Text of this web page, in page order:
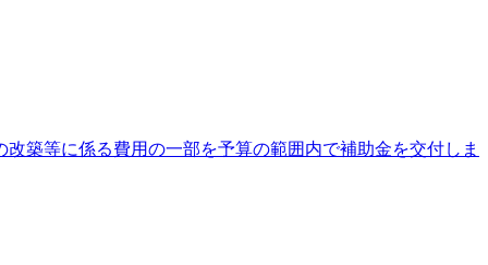
築等に係る費用の一部を予算の範囲内で補助金を交付しま